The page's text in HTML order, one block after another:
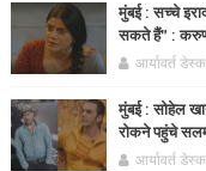
मुंबई : सच्चे
सकते हैं” :
आर्यावर्त डेस्क
मुंबई : सोहेल
रोकने पहुंचे
आर्यावर्त डेस्क